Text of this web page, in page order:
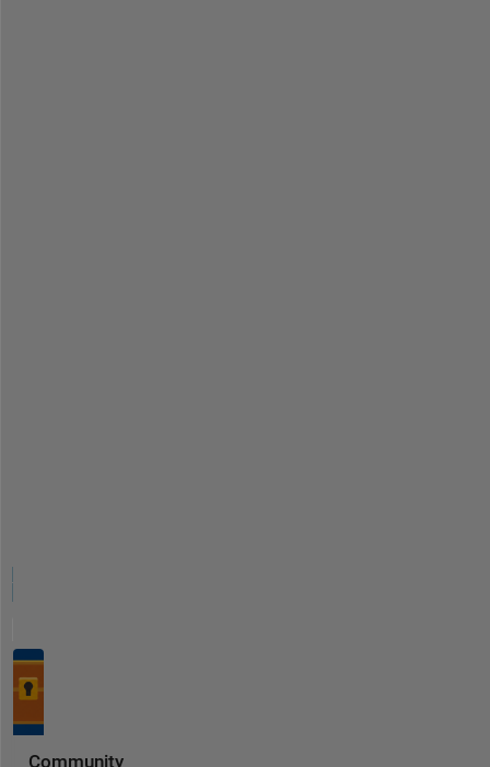
Community